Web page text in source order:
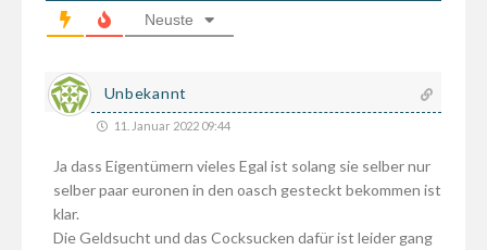
Neuste
Unbekannt
11. Januar 2022 09:44
Ja dass Eigentümern vieles Egal ist solang sie selber nur
selber paar euronen in den oasch gesteckt bekommen ist
klar.
Die Geldsucht und das Cocksucken dafür ist leider gang